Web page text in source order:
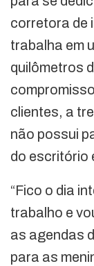
corretora de
trabalha em
quilômetros
clientes, a
não possui
do escritório
“Fico o dia
trabalho e
as agendas
para as